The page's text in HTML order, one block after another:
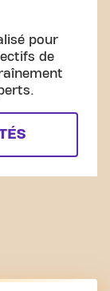
pour
de